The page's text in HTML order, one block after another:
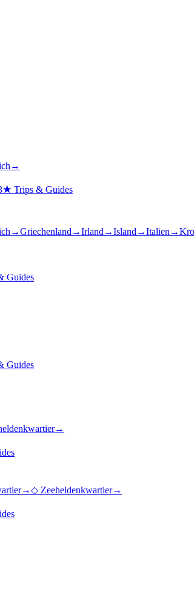
→
★ Trips & Guides
→Griechenland →Irland →Island →Italien →
Guides
Guides
→
→◇ Zeeheldenkwartier→